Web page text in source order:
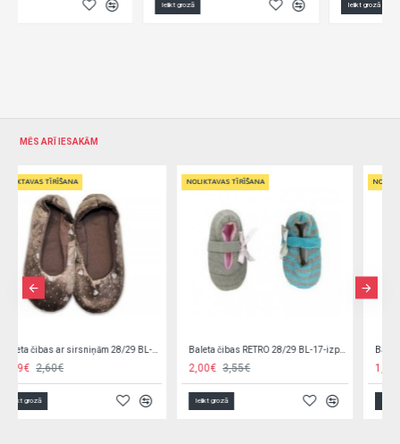
MĒS ARĪ IESAKĀM
NOLIKTAVAS TĪRĪŠANA
NOLIKTAVAS TĪRĪŠANA
2,00€
Ielikt grozā
NOLIKTAVAS TĪRĪŠANA
NOLIKTAVAS TĪRĪŠANA
1,59€
Ielikt grozā